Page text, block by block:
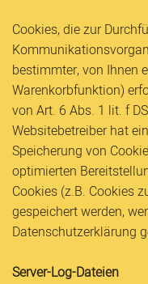
Cookies, die zur
bestimmter, von Ihnen
Warenkorbfunktion)
von Art. 6 Abs. 1 lit. f
Websitebetreiber hat
Speicherung von
optimierten
Cookies (z.B. Cookies
gespeichert werden,
Datenschutzerklärung
Server-Log-Dateien